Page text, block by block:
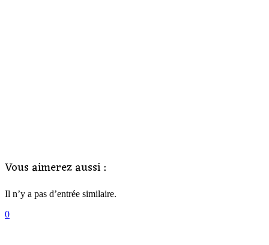
Vous aimerez aussi :
Il n’y a pas d’entrée similaire.
0